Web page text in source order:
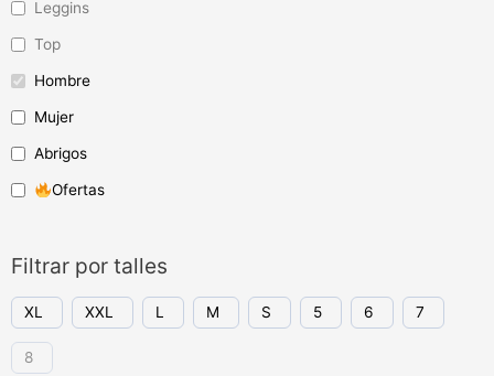
Leggins
Top
Hombre
Mujer
Abrigos
Ofertas
Filtrar por talles
XL XXL L M S 5 6 7
8